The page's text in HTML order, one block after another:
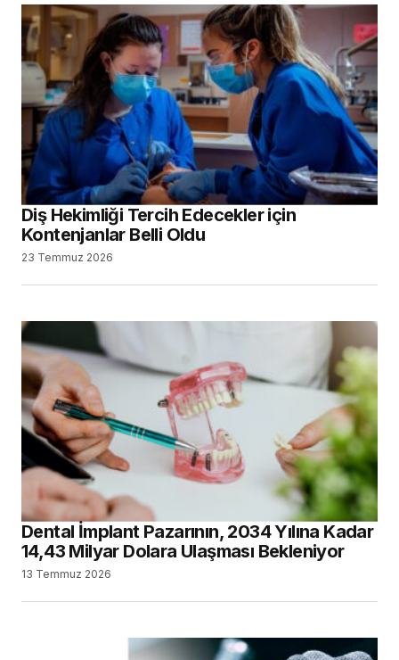
Diş Hekimliği Tercih Edecekler için
Kontenjanlar Belli Oldu
23 Temmuz 2026
Dental İmplant Pazarının, 2034 Yılına Kadar
14,43 Milyar Dolara Ulaşması Bekleniyor
13 Temmuz 2026